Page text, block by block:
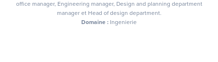
office manager, Engineering manager, Design and planning department
manager et Head of design department.
Domaine : Ingenierie